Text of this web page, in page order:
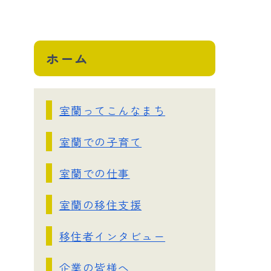
ホーム
室蘭ってこんなまち
室蘭での子育て
室蘭での仕事
室蘭の移住支援
移住者インタビュー
企業の皆様へ